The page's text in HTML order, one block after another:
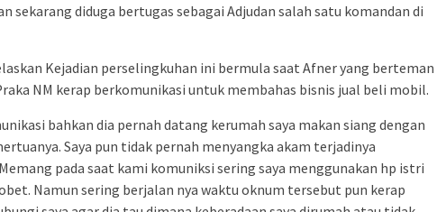
sekarang diduga bertugas sebagai Adjudan salah satu komandan di
Kejadian perselingkuhan ini bermula saat Afner yang berteman
NM kerap berkomunikasi untuk membahas bisnis jual beli mobil.
bahkan dia pernah datang kerumah saya makan siang dengan
Saya pun tidak pernah menyangka akam terjadinya
pada saat kami komuniksi sering saya menggunakan hp istri
Namun sering berjalan nya waktu oknum tersebut pun kerap